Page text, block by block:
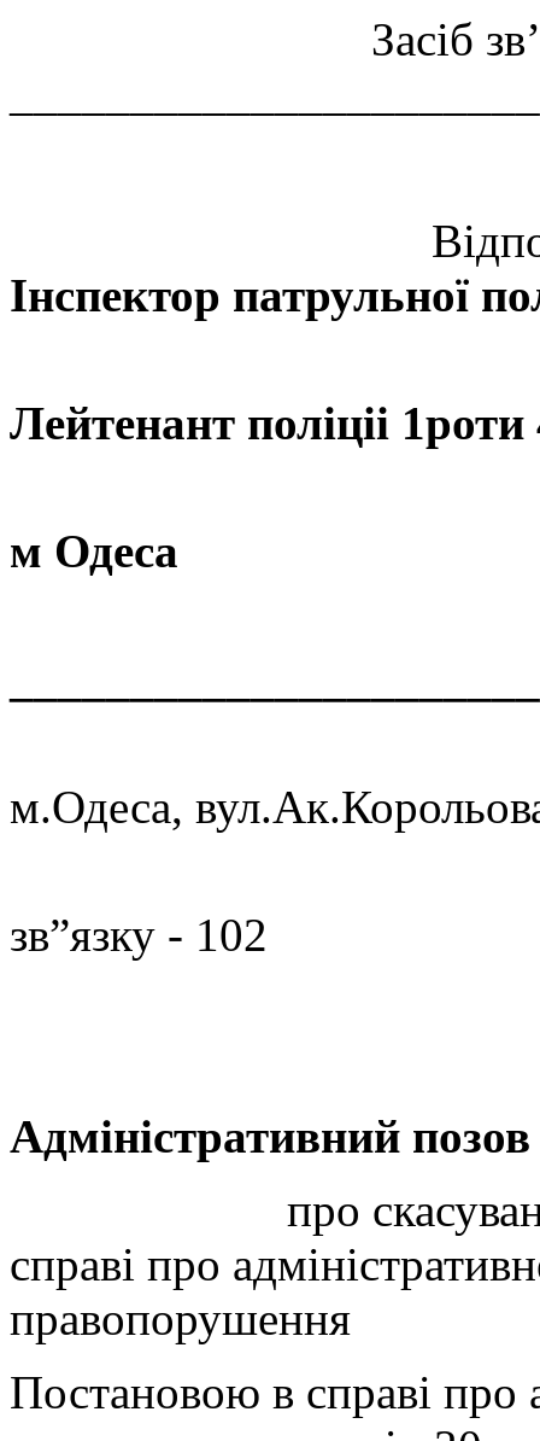
Засіб
Інспектор патрульної
Лейтенант поліціі
м Одеса
м.Одеса,
зв”язку - 102
Адміністративний позов
про скасування
справі про
правопорушення
Постановою в справі про